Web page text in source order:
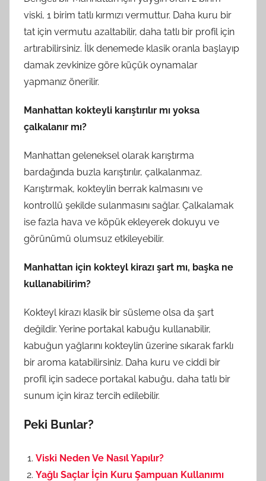
viski, 1 birim tatlı kırmızı vermuttur. Daha kuru bir
tat için vermutu azaltabilir, daha tatlı bir profil için
artırabilirsiniz. İlk denemede klasik oranla başlayıp
damak zevkinize göre küçük oynamalar
yapmanız önerilir.
Manhattan kokteyli karıştırılır mı yoksa
çalkalanır mı?
Manhattan geleneksel olarak karıştırma
bardağında buzla karıştırılır, çalkalanmaz.
Karıştırmak, kokteylin berrak kalmasını ve
kontrollü şekilde sulanmasını sağlar. Çalkalamak
ise fazla hava ve köpük ekleyerek dokuyu ve
görünümü olumsuz etkileyebilir.
Manhattan için kokteyl kirazı şart mı, başka ne
kullanabilirim?
Kokteyl kirazı klasik bir süsleme olsa da şart
değildir. Yerine portakal kabuğu kullanabilir,
kabuğun yağlarını kokteylin üzerine sıkarak farklı
bir aroma katabilirsiniz. Daha kuru ve ciddi bir
profil için sadece portakal kabuğu, daha tatlı bir
sunum için kiraz tercih edilebilir.
Peki Bunlar?
Viski Neden Ve Nasıl Yapılır?
Yağlı Saçlar İçin Kuru Şampuan Kullanımı